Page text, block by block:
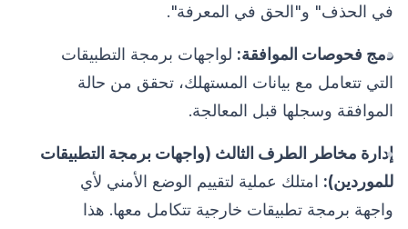
في الحذف" و"الحق في المعرفة".
دمج فحوصات الموافقة: لواجهات برمجة التطبيقات
التي تتعامل مع بيانات المستهلك، تحقق من حالة
الموافقة وسجلها قبل المعالجة.
إدارة مخاطر الطرف الثالث (واجهات برمجة التطبيقات
للموردين): امتلك عملية لتقييم الوضع الأمني لأي
واجهة برمجة تطبيقات خارجية تتكامل معها. هذا